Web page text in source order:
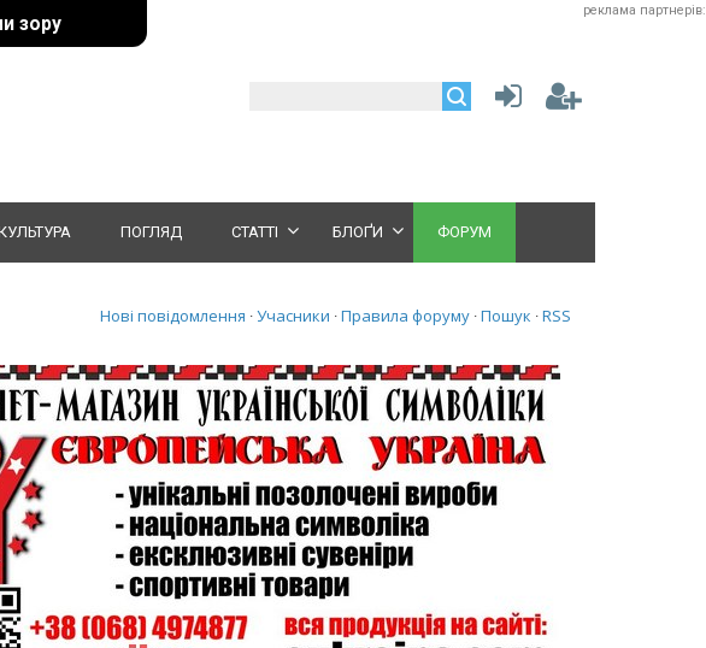
зору
реклама партнерів:
ПОГЛЯД СТАТТІ БЛОҐИ ФОРУМ
Нові повідомлення · Учасники · Правила форуму · Пошук · RSS